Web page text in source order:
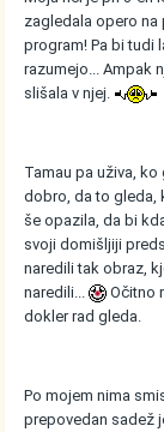
zagledala opero na
program! Pa bi tudi
razumejo... Ampak
slišala v njej.
Tamau pa uživa,
dobro, da to gleda,
še opazila, da bi
svoji domišljiji
naredili tak obraz,
naredili...
Očitno
dokler rad gleda.
Po mojem nima
prepovedan sadež